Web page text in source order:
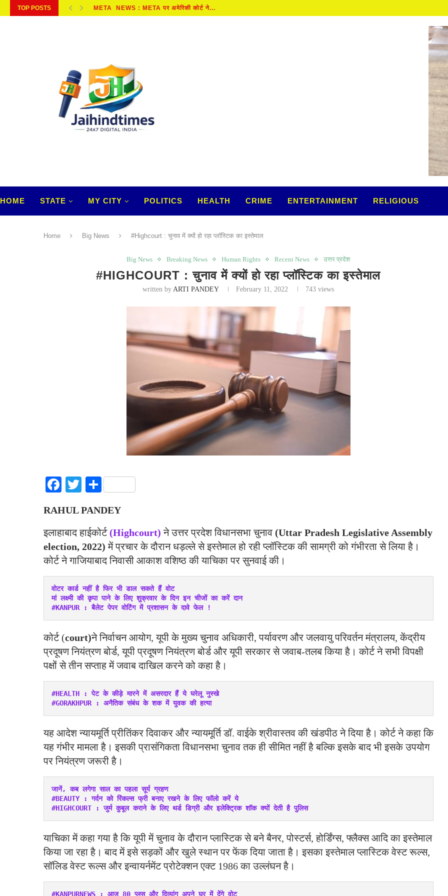
TOP POSTS
META NEWS : META पर अमेरिकी कोर्ट ने...
HOME STATE MY CITY POLITICS HEALTH CRIME ENTERTAINMENT RELIGIOUS
Home Big News #Highcourt : चुनाव में क्यों हो रहा प्लॉस्टिक का इस्तेमाल
Big News Breaking News Human Rights Recent News उत्तर प्रदेश
#HIGHCOURT : चुनाव में क्यों हो रहा प्लॉस्टिक का इस्तेमाल
written byARTI PANDEY February 11, 2022 743 views
Facebook
Twitter
Share
RAHUL PANDEY
इलाहाबाद हाईकोर्ट(Highcourt)ने उत्तर प्रदेश विधानसभा चुनाव (Uttar Pradesh Legislative Assembly
election, 2022)में प्रचार के दौरान धड़ल्ले से इस्तेमाल हो रही प्लॉस्टिक की सामग्री को गंभीरता से लिया है।
कोर्ट ने गाजियाबाद निवासी आकाश वशिष्ठ की याचिका पर सुनवाई की।
वोटर कार्ड नहीं है फिर भी डाल सकते हैं वोट
मां लक्ष्मी की कृपा पाने के लिए शुक्रवार के दिन इन चीजों का करें दान
#KANPUR : बैलेट पेपर वोटिंग में प्रशासन के दावे फेल !
कोर्ट (court)ने निर्वाचन आयोग, यूपी के मुख्य चुनाव अधिकारी, पर्यावरण और जलवायु परिवर्तन मंत्रालय, केंद्रीय
प्रदूषण नियंत्रण बोर्ड, यूपी प्रदूषण नियंत्रण बोर्ड और यूपी सरकार से जवाब-तलब किया है। कोर्ट ने सभी विपक्षी
पक्षों से तीन सप्ताह में जवाब दाखिल करने को कहा है।
#HEALTH : पेट के कीड़े मारने में असरदार हैं ये घरेलू नुस्खे
#GORAKHPUR : अनैतिक संबंध के शक में युवक की हत्या
यह आदेश न्यायमूर्ति प्रीतिंकर दिवाकर और न्यायमूर्ति डॉ. वाईके श्रीवास्तव की खंडपीठ ने दिया है। कोर्ट ने कहा कि
यह गंभीर मामला है। इसकी प्रासंगिकता विधानसभा चुनाव तक ही सीमित नहीं है बल्कि इसके बाद भी इसके उपयोग
पर नियंत्रण जरूरी है।
जानें, कब लगेगा साल का पहला सूर्य ग्रहण
#BEAUTY : गर्दन को रिंकल्स फ्री बनाए रखने के लिए फॉलो करें ये
#HIGHCOURT : जुर्म कुबूल कराने के लिए थर्ड डिग्री और इलेक्ट्रिक शॉक क्यों देती है पुलिस
याचिका में कहा गया है कि यूपी में चुनाव के दौरान प्लास्टिक से बने बैनर, पोस्टर्स, होर्डिंग्स, फ्लैक्स आदि का इस्तेमाल
किया जा रहा है। बाद में इसे सड़कों और खुले स्थान पर फेंक दिया जाता है। इसका इस्तेमाल प्लास्टिक वेस्ट रूल्स,
सॉलिड वेस्ट रूल्स और इन्वायर्नमेंट प्रोटेक्शन एक्ट 1986 का उल्लंघन है।
#KANPURNEWS : आज 80 प्लस और दिव्यांग अपने घर में देंगे वोट